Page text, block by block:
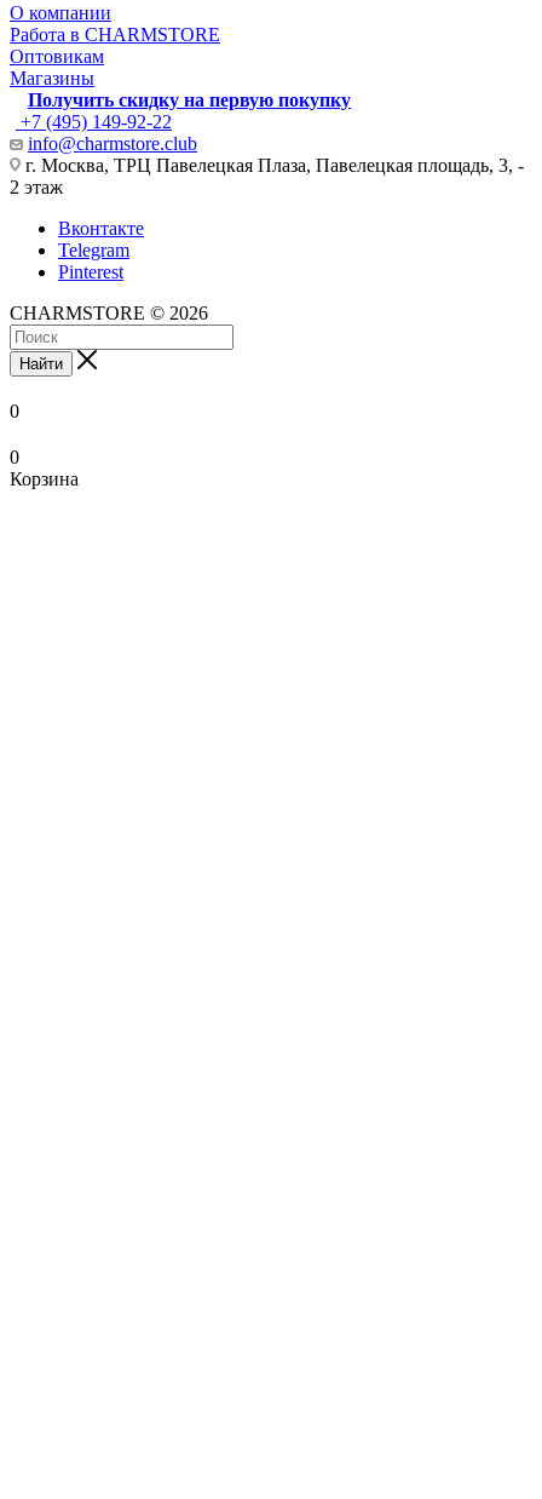
О компании
Работа в CHARMSTORE
Оптовикам
Магазины
Получить скидку на первую покупку
+7 (495) 149-92-22
info@charmstore.club
г. Москва, ТРЦ Павелецкая Плаза, Павелецкая площадь, 3, -
2 этаж
Вконтакте
Telegram
Pinterest
CHARMSTORE © 2026
Найти
0
0
Корзина